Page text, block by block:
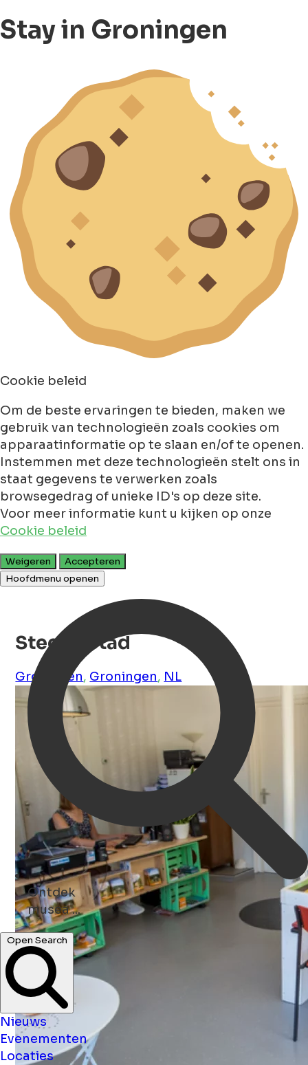
Stay in Groningen
Cookie beleid
Om de beste ervaringen te bieden, maken we
gebruik van technologieën zoals cookies om
apparaatinformatie op te slaan en/of te openen.
Instemmen met deze technologieën stelt ons in
staat gegevens te verwerken zoals
browsegedrag of unieke ID's op deze site.
Voor meer informatie kunt u kijken op onze
Cookie beleid
Weigeren
Accepteren
Hoofdmenu openen
Ontdek
musea ...
cafés ...
Open Search
Nieuws
Evenementen
Stee in Stad
Groningen, Groningen, NL